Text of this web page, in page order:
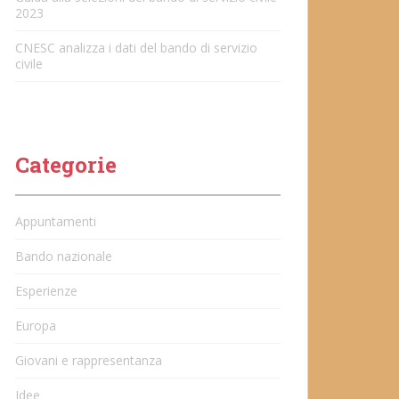
2023
CNESC analizza i dati del bando di servizio
civile
Categorie
Appuntamenti
Bando nazionale
Esperienze
Europa
Giovani e rappresentanza
Idee